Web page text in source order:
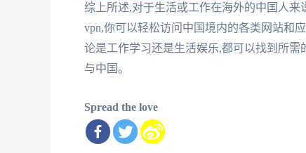
综上所述,对于生活或工作在海外的中国人
vpn,你可以轻松访问中国境内的各类网站和
论是工作学习还是生活娱乐,都可以找到所
与中国。
Spread the love